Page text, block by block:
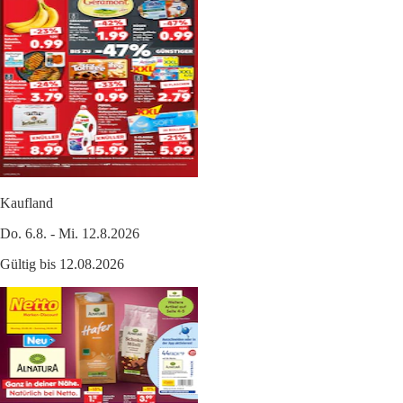
Kaufland
Do. 6.8. - Mi. 12.8.2026
Gültig bis 12.08.2026